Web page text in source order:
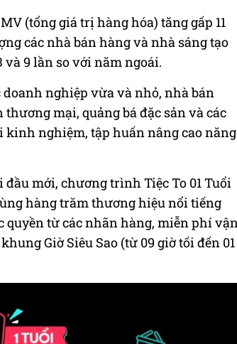
(tổng giá trị hàng hóa) tăng gấp 11
các nhà bán hàng và nhà sáng tạo
9 lần so với năm ngoái.
nghiệp vừa và nhỏ, nhà bán
mại, quảng bá đặc sản và các
nghiệm, tập huấn nâng cao năng
mới, chương trình Tiệc To 01 Tuổi
hàng trăm thương hiệu nổi tiếng
từ các nhãn hàng, miễn phí
Giờ Siêu Sao (từ 09 giờ tối đến 01